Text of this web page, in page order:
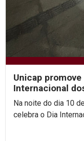
Unicap
Internacional
combater
Na noite do dia 10
celebra o Dia